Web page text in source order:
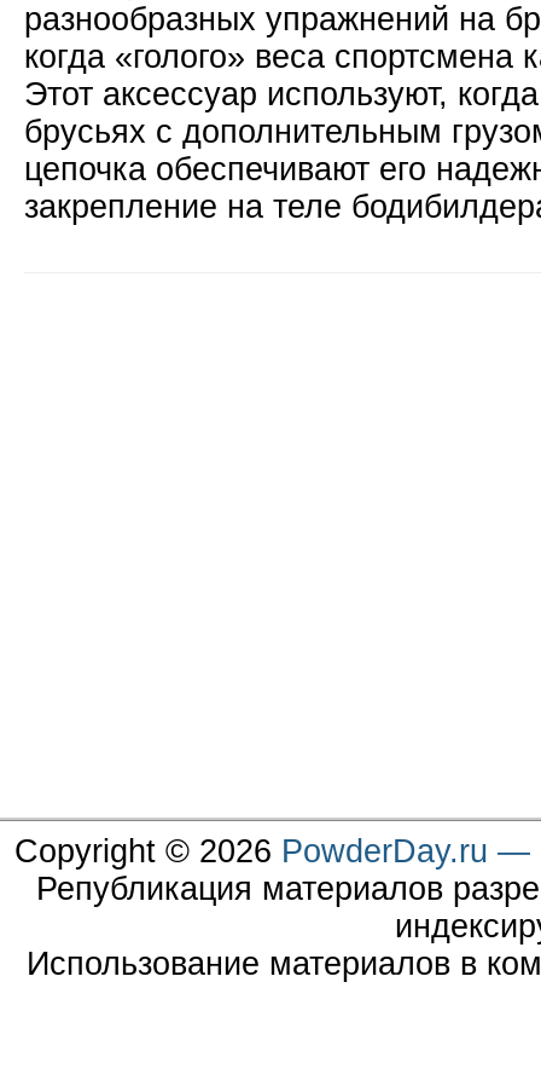
разнообразных упражнений на
когда «голого» веса спортсмена
Этот аксессуар используют,
брусьях с дополнительным
цепочка обеспечивают его
закрепление на теле
Copyright © 2026 PowderDay.ru —
Републикация материалов
Использование материалов в